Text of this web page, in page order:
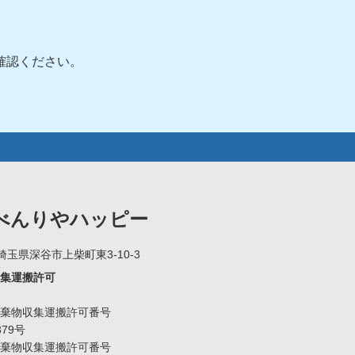
認ください。
んりやハッピー
玉県深谷市上柴町東3-10-3
運搬許可
物収集運搬許可番号
号
物収集運搬許可番号